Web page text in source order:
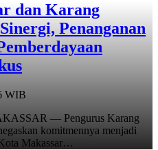
dan Karang
Penanganan
WIB
— Pengurus Karang
komitmennya menjadi
Makassar…